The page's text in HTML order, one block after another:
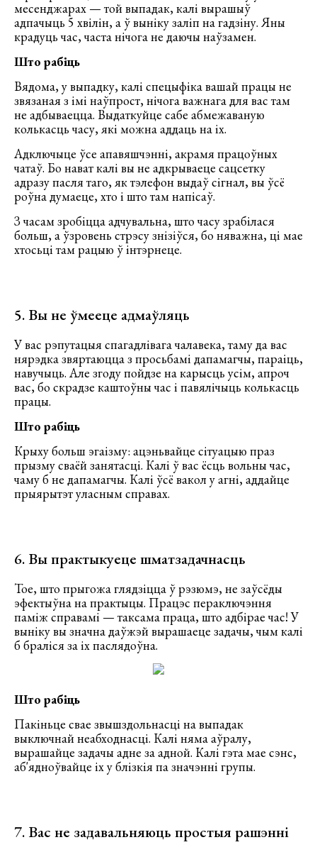
месенджарах — той выпадак, калі вырашыў
адпачыць 5 хвілін, а ў выніку заліп на гадзіну. Яны
крадуць час, часта нічога не даючы наўзамен.
Што рабіць
Вядома, у выпадку, калі спецыфіка вашай працы не
звязаная з імі наўпрост, нічога важнага для вас там
не адбываецца. Выдаткуйце сабе абмежаваную
колькасць часу, які можна аддаць на іх.
Адключыце ўсе апавяшчэнні, акрамя працоўных
чатаў. Бо нават калі вы не адкрываеце сацсетку
адразу пасля таго, як тэлефон выдаў сігнал, вы ўсё
роўна думаеце, хто і што там напісаў.
З часам зробіцца адчувальна, што часу зрабілася
больш, а ўзровень стрэсу знізіўся, бо няважна, ці мае
хтосьці там рацыю ў інтэрнеце.
5. Вы не ўмееце адмаўляць
У вас рэпутацыя спагадлівага чалавека, таму да вас
нярэдка звяртаюцца з просьбамі дапамагчы, параіць,
навучыць. Але згоду пойдзе на карысць усім, апроч
вас, бо скрадзе каштоўны час і павялічыць колькасць
працы.
Што рабіць
Крыху больш эгаізму: ацэньвайце сітуацыю праз
прызму сваёй занятасці. Калі ў вас ёсць вольны час,
чаму б не дапамагчы. Калі ўсё вакол у агні, аддайце
прыярытэт уласным справах.
6. Вы практыкуеце шматзадачнасць
Тое, што прыгожа глядзіцца ў рэзюмэ, не заўсёды
эфектыўна на практыцы. Працэс пераключэння
паміж справамі — таксама праца, што адбірае час! У
выніку вы значна даўжэй вырашаеце задачы, чым калі
б браліся за іх паслядоўна.
Што рабіць
Пакіньце свае звышздольнасці на выпадак
выключнай неабходнасці. Калі няма аўралу,
вырашайце задачы адне за адной. Калі гэта мае сэнс,
аб'ядноўвайце іх у блізкія па значэнні групы.
7. Вас не задавальняюць простыя рашэнні